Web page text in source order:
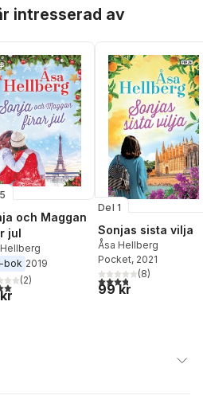
intresserad av
och Maggan
jul
bok 2019
5 stjärnor. Totalt antal röster:
(2)
Del 1
Sonjas sista vilja
Åsa Hellberg
Pocket, 2021
3,8utav 5 stjärnor.
(8)
99 kr